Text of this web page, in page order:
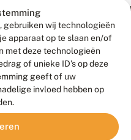
gebruiken wij technologieën
apparaat op te slaan en/of
met deze technologieën
of unieke ID's op deze
geeft of uw
invloed hebben op
, ontworpen door